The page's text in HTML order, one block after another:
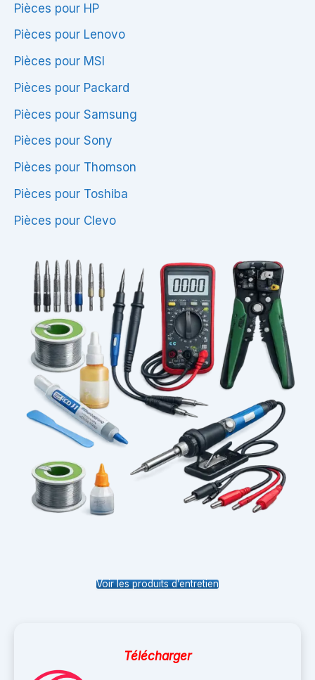
Pièces pour HP
Pièces pour Lenovo
Pièces pour MSI
Pièces pour Packard
Pièces pour Samsung
Pièces pour Sony
Pièces pour Thomson
Pièces pour Toshiba
Pièces pour Clevo
Voir les produits d’entretien
Télécharger